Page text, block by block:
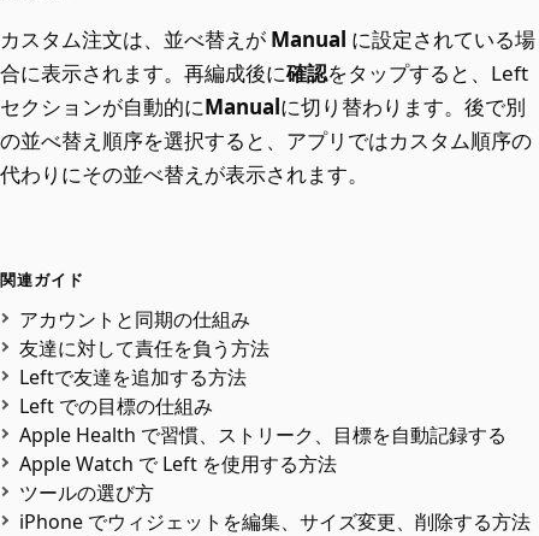
カスタム注文は、並べ替えが Manual に設定されている場
合に表示されます。再編成後に確認をタップすると、Left
セクションが自動的にManualに切り替わります。後で別
の並べ替え順序を選択すると、アプリではカスタム順序の
代わりにその並べ替えが表示されます。
関連ガイド
アカウントと同期の仕組み
友達に対して責任を負う方法
Leftで友達を追加する方法
Left での目標の仕組み
Apple Health で習慣、ストリーク、目標を自動記録する
Apple Watch で Left を使用する方法
ツールの選び方
iPhone でウィジェットを編集、サイズ変更、削除する方法